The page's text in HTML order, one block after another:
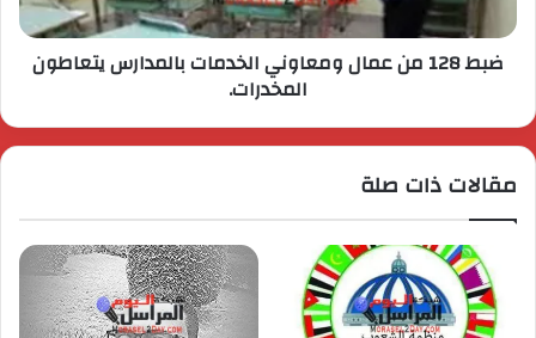
ضبط 128 من عمال ومعاوني الخدمات بالمدارس يتعاطون
المخدرات.
مقالات ذات صلة